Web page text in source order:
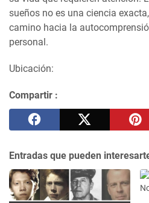
sueños no es una ciencia
camino hacia la
personal.
Ubicación:
Compartir :
Entradas que pueden